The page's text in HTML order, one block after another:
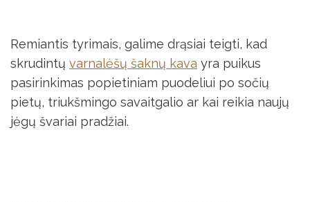
Remiantis tyrimais, galime drąsiai teigti, kad
skrudintų varnalėšų šaknų kava yra puikus
pasirinkimas popietiniam puodeliui po sočių
pietų, triukšmingo savaitgalio ar kai reikia naujų
jėgų švariai pradžiai.